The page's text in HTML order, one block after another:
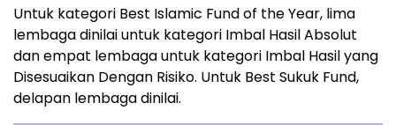
Untuk kategori Best Islamic Fund of the Year, lima
lembaga dinilai untuk kategori Imbal Hasil Absolut
dan empat lembaga untuk kategori Imbal Hasil yang
Disesuaikan Dengan Risiko. Untuk Best Sukuk Fund,
delapan lembaga dinilai.